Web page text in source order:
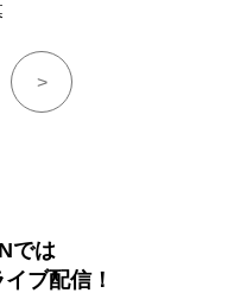
>
では
ブ配信！